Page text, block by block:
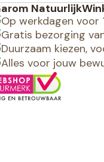
Op werkdagen voor
Gratis bezorging
Duurzaam kiezen,
Alles voor jouw